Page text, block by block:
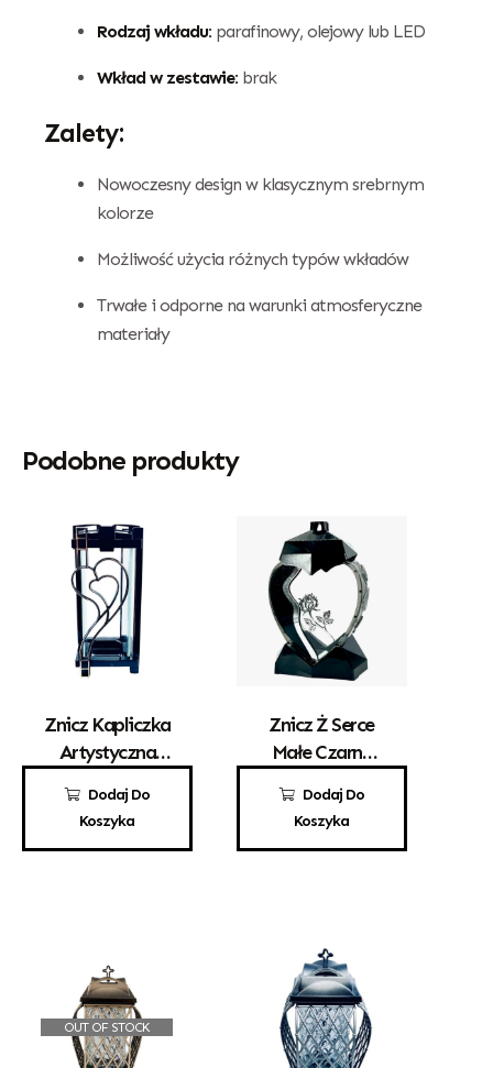
Rodzaj wkładu: parafinowy, olejowy lub LED
Wkład w zestawie: brak
Zalety:
Nowoczesny design w klasycznym srebrnym
kolorze
Możliwość użycia różnych typów wkładów
Trwałe i odporne na warunki atmosferyczne
materiały
Podobne produkty
Dodaj Do
Koszyka
Znicz Kapliczka
Artystyczna
Sercem Złoto
80,00 zł
Dodaj Do
Koszyka
Znicz Ż Serce
Małe Czarne
69,00 zł
OUT OF STOCK